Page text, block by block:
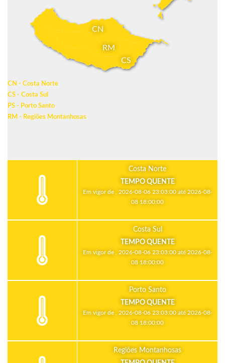
CN
CS
RM
CN - Costa Norte
CS - Costa Sul
PS - Porto Santo
RM - Regiões Montanhosas
Costa Norte
TEMPO QUENTE
Em vigor de , 2026-08-06 23:03:00 até 2026-08-
08 18:00:00
Costa Sul
TEMPO QUENTE
Em vigor de , 2026-08-06 23:03:00 até 2026-08-
08 18:00:00
Porto Santo
TEMPO QUENTE
Em vigor de , 2026-08-06 23:03:00 até 2026-08-
08 18:00:00
Regiões Montanhosas